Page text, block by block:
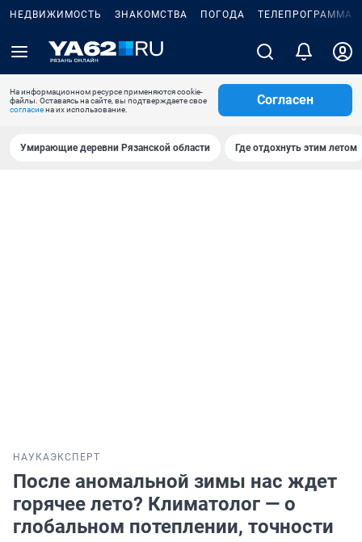
НЕДВИЖИМОСТЬ ЗНАКОМСТВА ПОГОДА ТЕЛЕПРОГРАММА
На информационном ресурсе применяются cookie-
файлы. Оставаясь на сайте, вы подтверждаете свое
согласиена их использование.
Согласен
Умирающие деревни Рязанской области Где отдохнуть этим летом
НАУКАЭКСПЕРТ
После аномальной зимы нас ждет
горячее лето? Климатолог — о
глобальном потеплении, точности